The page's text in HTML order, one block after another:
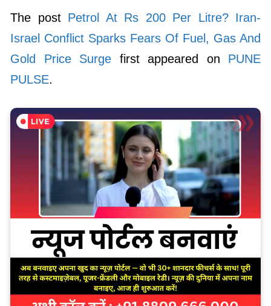
The post Petrol At Rs 200 Per Litre? Iran-
Israel Conflict Sparks Fears Of Fuel, Gas And
Gold Price Surge first appeared on PUNE
PULSE.